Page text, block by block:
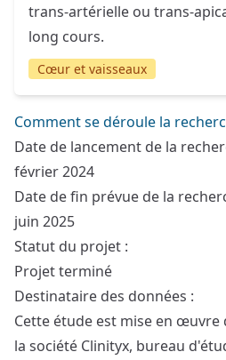
trans-artérielle ou trans-
long cours.
Cœur et vaisseaux
Comment se déroule la
Date de lancement de la
février 2024
Date de fin prévue de la
juin 2025
Statut du projet :
Projet terminé
Destinataire des données :
Cette étude est mise en œuvre
la société Clinityx, bureau